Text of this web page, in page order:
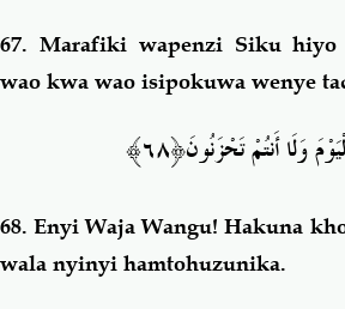
67. Marafiki wapenzi Siku hiyo
wao kwa wao isipokuwa wenye
وَلَا أَنتُمْ تَحْزَنُونَ﴿٦٨﴾
68. Enyi Waja Wangu! Hakuna
wala nyinyi hamtohuzunika.